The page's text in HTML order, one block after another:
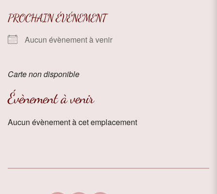
PROCHAIN ÉVÉNEMENT
Aucun évènement à venir
Carte non disponible
Évènement à venir
Aucun évènement à cet emplacement